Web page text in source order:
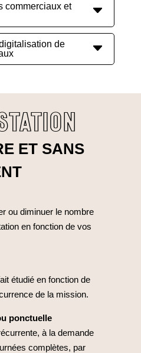
commerciaux et
de
ET SANS
ou diminuer le nombre
en fonction de vos
étudié en fonction de
de la mission.
ponctuelle
à la demande
complètes, par